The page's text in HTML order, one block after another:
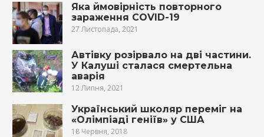
Яка ймовірність повторного
зараження COVID-19
27 Листопада, 2021
Автівку розірвало на дві частини.
У Калуші сталася смертельна
аварія
12 Липня, 2021
Український школяр переміг на
«Олімпіаді геніїв» у США
18 Червня, 2018